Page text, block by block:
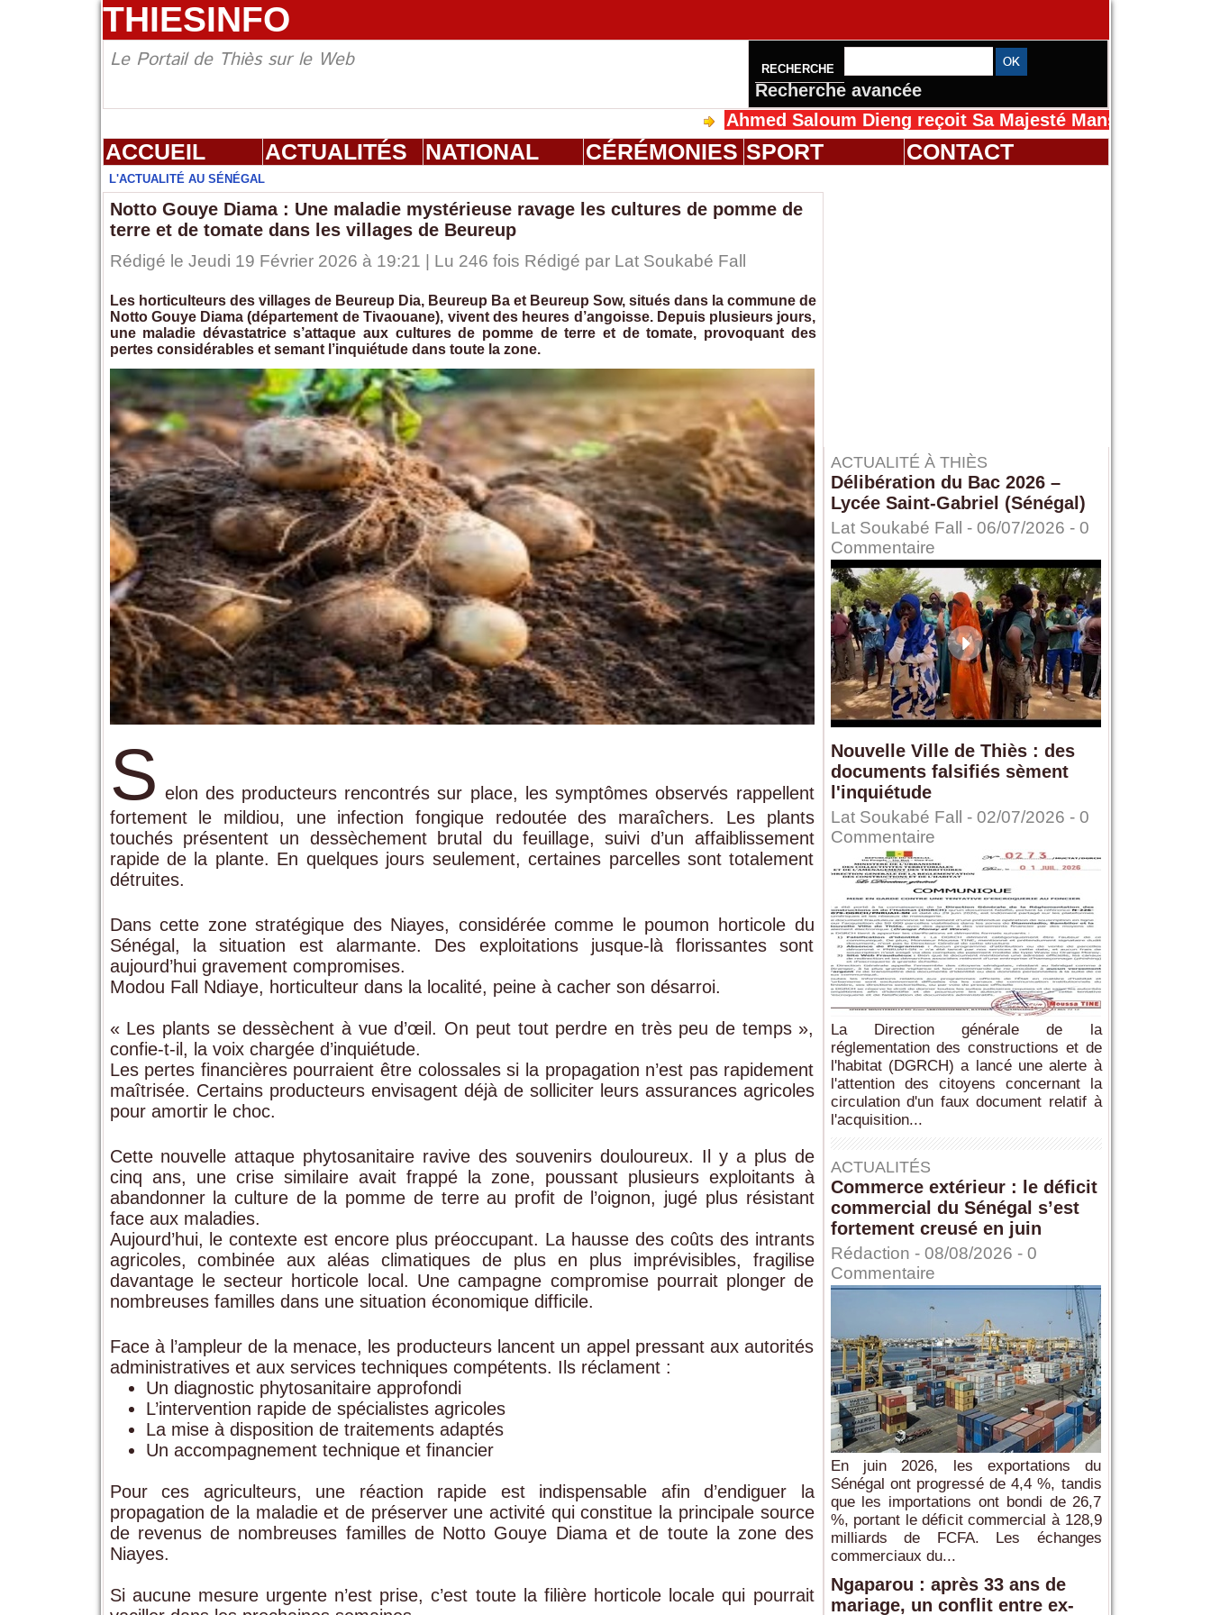
THIESINFO
Le Portail de Thiès sur le Web RECHERCHE
Recherche avancée
Ahmed Saloum Dieng reçoit Sa Majesté Mansah Cissé au
ACCUEIL ACTUALITÉS NATIONAL CÉRÉMONIES SPORT CONTACT
L'ACTUALITÉ AU SÉNÉGAL
Notto Gouye Diama : Une maladie mystérieuse ravage les cultures de pomme de
terre et de tomate dans les villages de Beureup
Rédigé le Jeudi 19 Février 2026 à 19:21 | Lu 246 fois Rédigé par Lat Soukabé Fall
Les horticulteurs des villages de Beureup Dia, Beureup Ba et Beureup Sow, situés dans la commune de
Notto Gouye Diama (département de Tivaouane), vivent des heures d’angoisse. Depuis plusieurs jours,
une maladie dévastatrice s’attaque aux cultures de pomme de terre et de tomate, provoquant des
pertes considérables et semant l’inquiétude dans toute la zone.
S elon des producteurs rencontrés sur place, les symptômes observés rappellent
fortement le mildiou, une infection fongique redoutée des maraîchers. Les plants
touchés présentent un dessèchement brutal du feuillage, suivi d’un affaiblissement
rapide de la plante. En quelques jours seulement, certaines parcelles sont totalement
détruites.
Dans cette zone stratégique des Niayes, considérée comme le poumon horticole du
Sénégal, la situation est alarmante. Des exploitations jusque-là florissantes sont
aujourd’hui gravement compromises.
Modou Fall Ndiaye, horticulteur dans la localité, peine à cacher son désarroi.
« Les plants se dessèchent à vue d’œil. On peut tout perdre en très peu de temps »,
confie-t-il, la voix chargée d’inquiétude.
Les pertes financières pourraient être colossales si la propagation n’est pas rapidement
maîtrisée. Certains producteurs envisagent déjà de solliciter leurs assurances agricoles
pour amortir le choc.
Cette nouvelle attaque phytosanitaire ravive des souvenirs douloureux. Il y a plus de
cinq ans, une crise similaire avait frappé la zone, poussant plusieurs exploitants à
abandonner la culture de la pomme de terre au profit de l’oignon, jugé plus résistant
face aux maladies.
Aujourd’hui, le contexte est encore plus préoccupant. La hausse des coûts des intrants
agricoles, combinée aux aléas climatiques de plus en plus imprévisibles, fragilise
davantage le secteur horticole local. Une campagne compromise pourrait plonger de
nombreuses familles dans une situation économique difficile.
Face à l’ampleur de la menace, les producteurs lancent un appel pressant aux autorités
administratives et aux services techniques compétents. Ils réclament :
Un diagnostic phytosanitaire approfondi
L’intervention rapide de spécialistes agricoles
La mise à disposition de traitements adaptés
Un accompagnement technique et financier
Pour ces agriculteurs, une réaction rapide est indispensable afin d’endiguer la
propagation de la maladie et de préserver une activité qui constitue la principale source
de revenus de nombreuses familles de Notto Gouye Diama et de toute la zone des
Niayes.
Si aucune mesure urgente n’est prise, c’est toute la filière horticole locale qui pourrait
ACTUALITÉ À THIÈS
Délibération du Bac 2026 –
Lycée Saint-Gabriel (Sénégal)
Lat Soukabé Fall - 06/07/2026 - 0
Commentaire
Nouvelle Ville de Thiès : des
documents falsifiés sèment
l'inquiétude
Lat Soukabé Fall - 02/07/2026 - 0
Commentaire
La Direction générale de la
réglementation des constructions et de
l'habitat (DGRCH) a lancé une alerte à
l'attention des citoyens concernant la
circulation d'un faux document relatif à
l'acquisition...
ACTUALITÉS
Commerce extérieur : le déficit
commercial du Sénégal s’est
fortement creusé en juin
Rédaction - 08/08/2026 - 0
Commentaire
En juin 2026, les exportations du
Sénégal ont progressé de 4,4 %, tandis
que les importations ont bondi de 26,7
%, portant le déficit commercial à 128,9
milliards de FCFA. Les échanges
commerciaux du...
Ngaparou : après 33 ans de
mariage, un conflit entre ex-